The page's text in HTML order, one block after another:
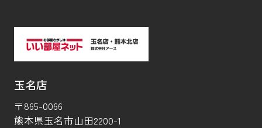
玉名店
〒865-0066
熊本県玉名市山田2200-1